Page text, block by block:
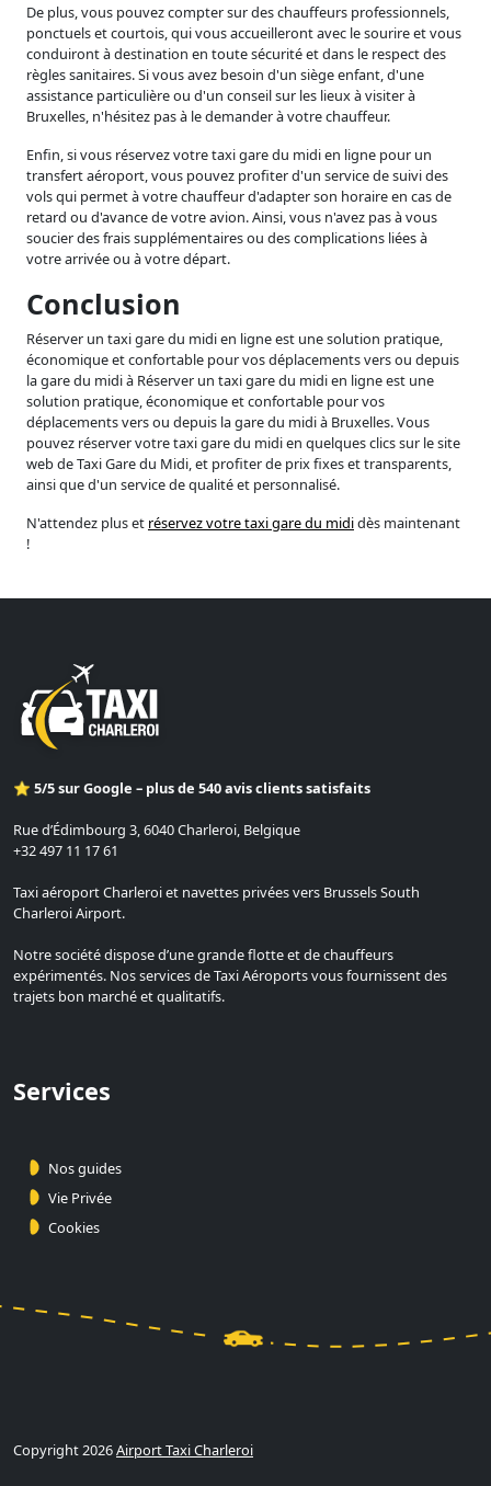
De plus, vous pouvez compter sur des chauffeurs professionnels,
ponctuels et courtois, qui vous accueilleront avec le sourire et vous
conduiront à destination en toute sécurité et dans le respect des
règles sanitaires. Si vous avez besoin d'un siège enfant, d'une
assistance particulière ou d'un conseil sur les lieux à visiter à
Bruxelles, n'hésitez pas à le demander à votre chauffeur.
Enfin, si vous réservez votre taxi gare du midi en ligne pour un
transfert aéroport, vous pouvez profiter d'un service de suivi des
vols qui permet à votre chauffeur d'adapter son horaire en cas de
retard ou d'avance de votre avion. Ainsi, vous n'avez pas à vous
soucier des frais supplémentaires ou des complications liées à
votre arrivée ou à votre départ.
Conclusion
Réserver un taxi gare du midi en ligne est une solution pratique,
économique et confortable pour vos déplacements vers ou depuis
la gare du midi à Réserver un taxi gare du midi en ligne est une
solution pratique, économique et confortable pour vos
déplacements vers ou depuis la gare du midi à Bruxelles. Vous
pouvez réserver votre taxi gare du midi en quelques clics sur le site
web de Taxi Gare du Midi, et profiter de prix fixes et transparents,
ainsi que d'un service de qualité et personnalisé.
N'attendez plus et réservez votre taxi gare du mididès maintenant
!
⭐ 5/5 sur Google – plus de 540 avis clients satisfaits
Rue d’Édimbourg 3, 6040 Charleroi, Belgique
+32 497 11 17 61
Taxi aéroport Charleroi et navettes privées vers Brussels South
Charleroi Airport.
Notre société dispose d’une grande flotte et de chauffeurs
expérimentés. Nos services de Taxi Aéroports vous fournissent des
trajets bon marché et qualitatifs.
Services
Nos guides
Vie Privée
Cookies
Copyright 2026Airport Taxi Charleroi